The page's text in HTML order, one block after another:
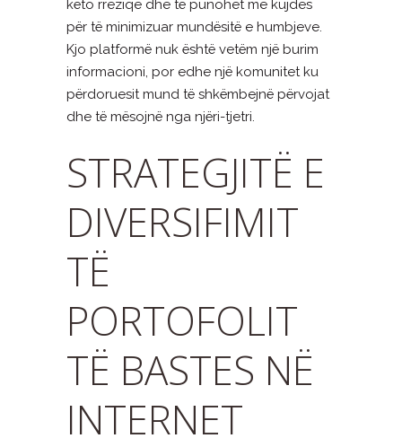
këto rreziqe dhe të punohet me kujdes
për të minimizuar mundësitë e humbjeve.
Kjo platformë nuk është vetëm një burim
informacioni, por edhe një komunitet ku
përdoruesit mund të shkëmbejnë përvojat
dhe të mësojnë nga njëri-tjetri.
STRATEGJITË E
DIVERSIFIMIT
TË
PORTOFOLIT
TË BASTES NË
INTERNET